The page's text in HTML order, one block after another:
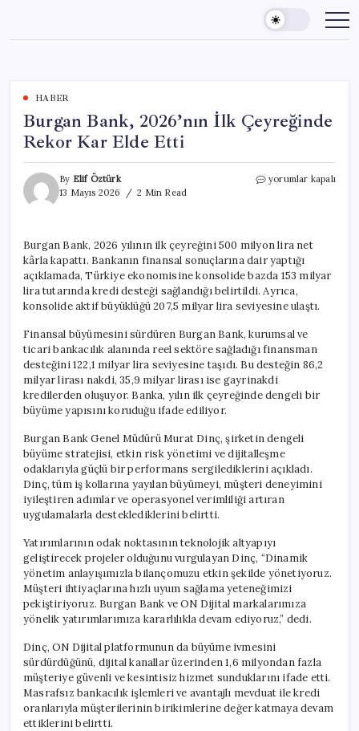
content
HABER
Burgan Bank, 2026’nın İlk Çeyreğinde
Rekor Kar Elde Etti
By Elif Öztürk
13 Mayıs 2026
2 Min Read
Burgan
Rekor
Kar
Elde
Etti
için
yorumlar kapalı
Burgan Bank, 2026 yılının ilk çeyreğini 500 milyon lira net
kârla kapattı. Bankanın finansal sonuçlarına dair yaptığı
açıklamada, Türkiye ekonomisine konsolide bazda 153 milyar
lira tutarında kredi desteği sağlandığı belirtildi. Ayrıca,
konsolide aktif büyüklüğü 207,5 milyar lira seviyesine ulaştı.
Finansal büyümesini sürdüren Burgan Bank, kurumsal ve
ticari bankacılık alanında reel sektöre sağladığı finansman
desteğini 122,1 milyar lira seviyesine taşıdı. Bu desteğin 86,2
milyar lirası nakdi, 35,9 milyar lirası ise gayrinakdi
kredilerden oluşuyor. Banka, yılın ilk çeyreğinde dengeli bir
büyüme yapısını koruduğu ifade ediliyor.
Burgan Bank Genel Müdürü Murat Dinç, şirketin dengeli
büyüme stratejisi, etkin risk yönetimi ve dijitalleşme
odaklarıyla güçlü bir performans sergilediklerini açıkladı.
Dinç, tüm iş kollarına yayılan büyümeyi, müşteri deneyimini
iyileştiren adımlar ve operasyonel verimliliği artıran
uygulamalarla desteklediklerini belirtti.
Yatırımlarının odak noktasının teknolojik altyapıyı
geliştirecek projeler olduğunu vurgulayan Dinç, “Dinamik
yönetim anlayışımızla bilançomuzu etkin şekilde yönetiyoruz.
Müşteri ihtiyaçlarına hızlı uyum sağlama yeteneğimizi
pekiştiriyoruz. Burgan Bank ve ON Dijital markalarımıza
yönelik yatırımlarımıza kararlılıkla devam ediyoruz,” dedi.
Dinç, ON Dijital platformunun da büyüme ivmesini
sürdürdüğünü, dijital kanallar üzerinden 1,6 milyondan fazla
müşteriye güvenli ve kesintisiz hizmet sunduklarını ifade etti.
Masrafsız bankacılık işlemleri ve avantajlı mevduat ile kredi
oranlarıyla müşterilerinin birikimlerine değer katmaya devam
ettiklerini belirtti.